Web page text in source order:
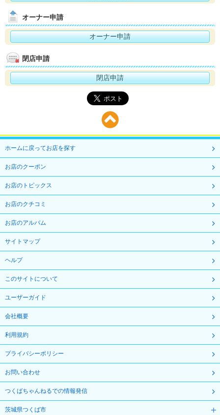
オーナー申請
オーナー申請
閉店申請
閉店申請
ホームに戻ってお店を探す
お店のクーポン
お店のトピックス
お店のクチコミ
お店のアルバム
サイトマップ
ヘルプ
このサイトについて
ユーザーガイド
会社概要
利用規約
プライバシーポリシー
お問い合わせ
つくばちゃんねるでの情報発信
茨城県つくば市